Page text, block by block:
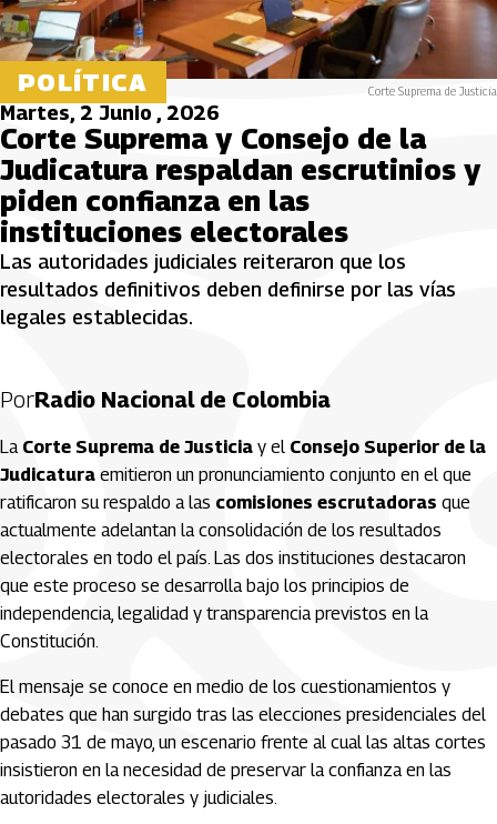
POLÍTICA Corte Suprema de Justicia
Martes, 2 Junio , 2026
Corte Suprema y Consejo de la
Judicatura respaldan escrutinios y
piden confianza en las
instituciones electorales
Las autoridades judiciales reiteraron que los
resultados definitivos deben definirse por las vías
legales establecidas.
PorRadio Nacional de Colombia
La Corte Suprema de Justicia y el Consejo Superior de la
Judicatura emitieron un pronunciamiento conjunto en el que
ratificaron su respaldo a las comisiones escrutadoras que
actualmente adelantan la consolidación de los resultados
electorales en todo el país. Las dos instituciones destacaron
que este proceso se desarrolla bajo los principios de
independencia, legalidad y transparencia previstos en la
Constitución.
El mensaje se conoce en medio de los cuestionamientos y
debates que han surgido tras las elecciones presidenciales del
pasado 31 de mayo, un escenario frente al cual las altas cortes
insistieron en la necesidad de preservar la confianza en las
autoridades electorales y judiciales.